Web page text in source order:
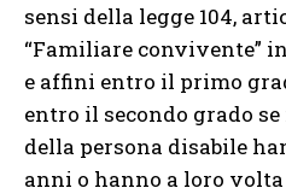
sensi della legge 104,
“Familiare convivente”
e affini entro il primo
entro il secondo grado
della persona disabile
anni o hanno a loro